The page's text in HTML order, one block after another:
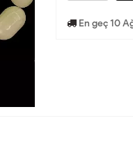
En geç 10